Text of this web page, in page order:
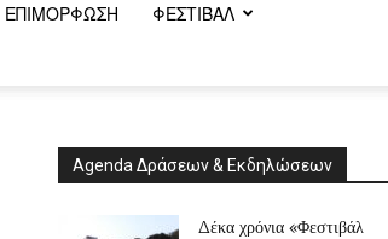
ΕΠΙΜΌΡΦΩΣΗ
ΦΕΣΤΙΒΑΛ
Agenda Δράσεων & Εκδηλώσεων
Δέκα χρόνια «Φεστιβάλ